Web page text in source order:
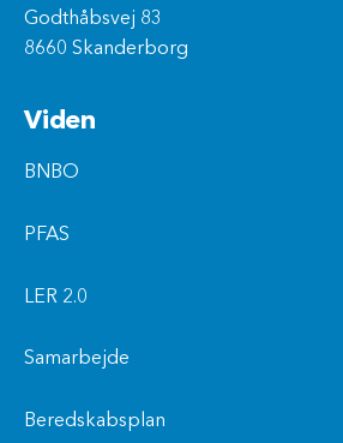
Godthåbsvej 83
8660 Skanderborg
Viden
BNBO
PFAS
LER 2.0
Samarbejde
Beredskabsplan